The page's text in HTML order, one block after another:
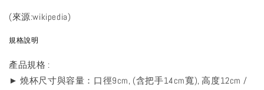
(來源:wikipedia)
規格說明
產品規格 :
► 燒杯尺寸與容量：口徑9cm, (含把手14cm寬), 高度12cm /